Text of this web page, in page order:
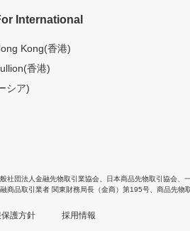
International
Kong(香港)
香港)
シア)
社団法人金融先物取引業協会 日本商品先物取引協会
商品取引業者 関東財務局長（金商）第195号、商品先物
護方針 採用情報